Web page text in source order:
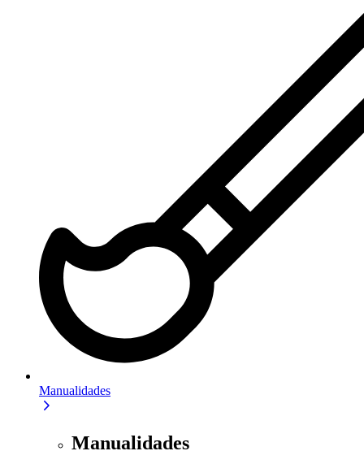
Manualidades
Manualidades